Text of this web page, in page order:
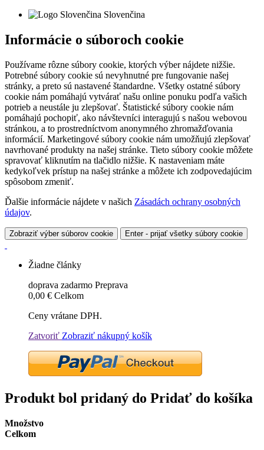
Slovenčina
Informácie o súboroch cookie
Používame rôzne súbory cookie, ktorých výber nájdete nižšie.
Potrebné súbory cookie sú nevyhnutné pre fungovanie našej
stránky, a preto sú nastavené štandardne. Všetky ostatné súbory
cookie nám pomáhajú vytvárať našu online ponuku podľa vašich
potrieb a neustále ju zlepšovať. Štatistické súbory cookie nám
pomáhajú pochopiť, ako návštevníci interagujú s našou webovou
stránkou, a to prostredníctvom anonymného zhromažďovania
informácií. Marketingové súbory cookie nám umožňujú zlepšovať
navrhované produkty na našej stránke. Tieto súbory cookie môžete
spravovať kliknutím na tlačidlo nižšie. K nastaveniam máte
kedykoľvek prístup na našej stránke a môžete ich zodpovedajúcim
spôsobom zmeniť.
Ďalšie informácie nájdete v našich Zásadách ochrany osobných
údajov.
Zobraziť výber súborov cookie Enter - prijať všetky súbory cookie
Žiadne články
doprava zadarmo Preprava
0,00 € Celkom
Ceny vrátane DPH.
Zatvoriť Zobraziť nákupný košík
Produkt bol pridaný do Pridať do košíka
Množstvo
Celkom